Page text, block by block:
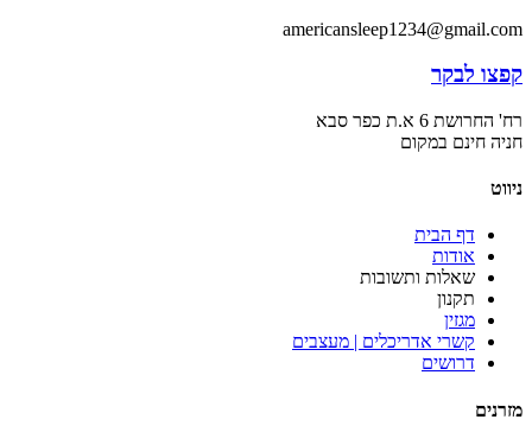
americansleep1234@gmail.com
קפצו לבקר
רח' החרושת 6 א.ת כפר סבא
חניה חינם במקום
ניווט
דף הבית
אודות
שאלות ותשובות
תקנון
מגזין
קשרי אדריכלים | מעצבים
דרושים
מזרנים